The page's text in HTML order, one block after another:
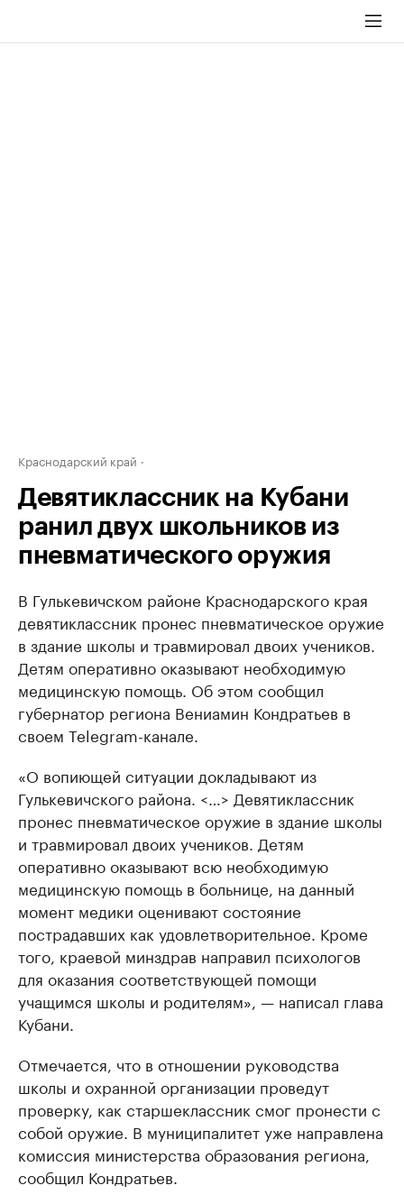
Краснодарский край
Девятиклассник на Кубани
ранил двух школьников из
пневматического оружия
В Гулькевичском районе Краснодарского края
девятиклассник пронес пневматическое оружие
в здание школы и травмировал двоих учеников.
Детям оперативно оказывают необходимую
медицинскую помощь. Об этом сообщил
губернатор региона Вениамин Кондратьев в
своем Telegram-канале.
«О вопиющей ситуации докладывают из
Гулькевичского района. <…> Девятиклассник
пронес пневматическое оружие в здание школы
и травмировал двоих учеников. Детям
оперативно оказывают всю необходимую
медицинскую помощь в больнице, на данный
момент медики оценивают состояние
пострадавших как удовлетворительное. Кроме
того, краевой минздрав направил психологов
для оказания соответствующей помощи
учащимся школы и родителям», — написал глава
Кубани.
Отмечается, что в отношении руководства
школы и охранной организации проведут
проверку, как старшеклассник смог пронести с
собой оружие. В муниципалитет уже направлена
комиссия министерства образования региона,
сообщил Кондратьев.